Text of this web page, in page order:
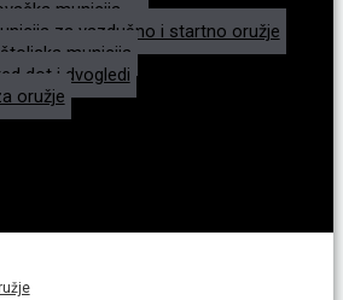
municija
za vazdušno i startno oružje
municija
dot i dvogledi
oružje